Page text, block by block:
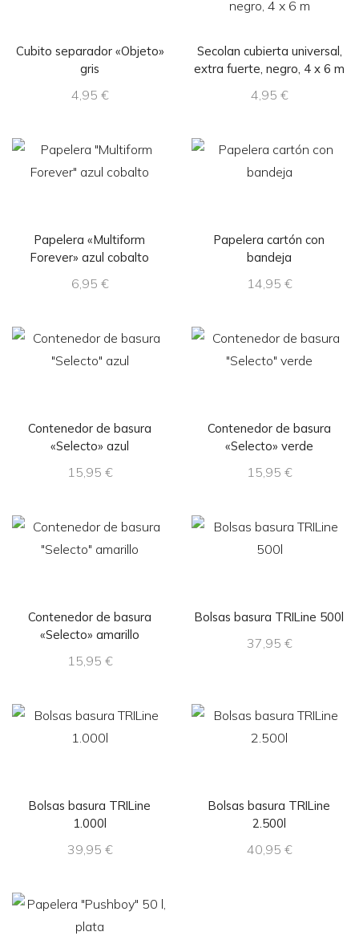
Cubito separador «Objeto»
gris
4,95 €
Secolan cubierta universal,
extra fuerte, negro, 4 x 6 m
4,95 €
Papelera «Multiform
Forever» azul cobalto
6,95 €
Papelera cartón con
bandeja
14,95 €
Contenedor de basura
«Selecto» azul
15,95 €
Contenedor de basura
«Selecto» verde
15,95 €
Contenedor de basura
«Selecto» amarillo
15,95 €
Bolsas basura TRILine 500l
37,95 €
Bolsas basura TRILine
1.000l
39,95 €
Bolsas basura TRILine
2.500l
40,95 €